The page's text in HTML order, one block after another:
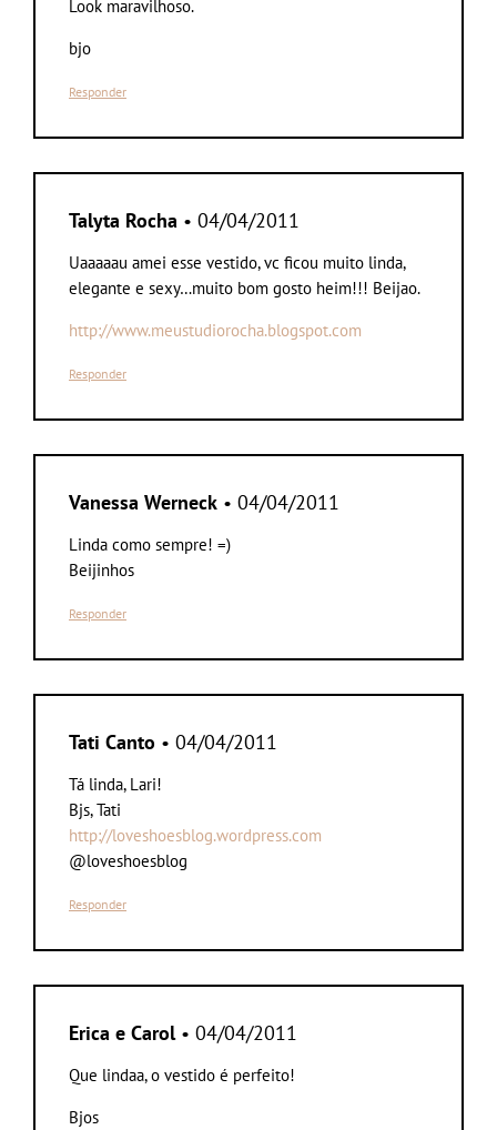
Look maravilhoso.
bjo
Responder
Talyta Rocha • 04/04/2011
Uaaaaau amei esse vestido, vc ficou muito linda,
elegante e sexy…muito bom gosto heim!!! Beijao.
http://www.meustudiorocha.blogspot.com
Responder
Vanessa Werneck • 04/04/2011
Linda como sempre! =)
Beijinhos
Responder
Tati Canto • 04/04/2011
Tá linda, Lari!
Bjs, Tati
http://loveshoesblog.wordpress.com
@loveshoesblog
Responder
Erica e Carol• 04/04/2011
Que lindaa, o vestido é perfeito!
Bjos